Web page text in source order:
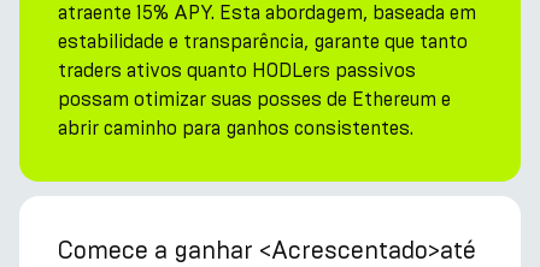
atraente 15% APY. Esta abordagem, baseada em
estabilidade e transparência, garante que tanto
traders ativos quanto HODLers passivos
possam otimizar suas posses de Ethereum e
abrir caminho para ganhos consistentes.
Comece a ganhar <Acrescentado>até